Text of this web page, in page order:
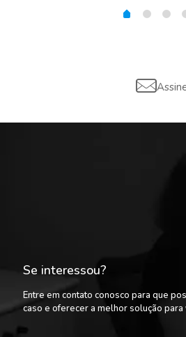
Se interessou?
Entre em contato conosco para que
caso e oferecer a melhor solução para